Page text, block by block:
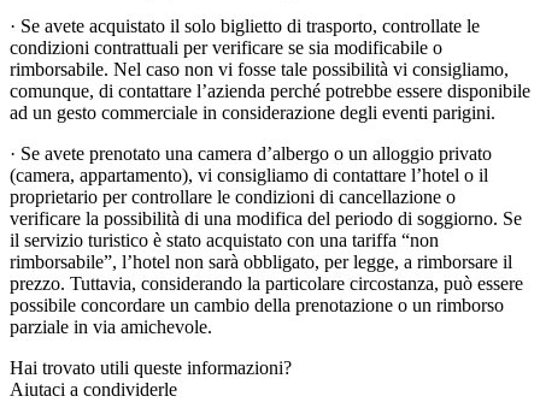
· Se avete acquistato il solo biglietto di trasporto, controllate le
condizioni contrattuali per verificare se sia modificabile o
rimborsabile. Nel caso non vi fosse tale possibilità vi consigliamo,
comunque, di contattare l’azienda perché potrebbe essere disponibile
ad un gesto commerciale in considerazione degli eventi parigini.
· Se avete prenotato una camera d’albergo o un alloggio privato
(camera, appartamento), vi consigliamo di contattare l’hotel o il
proprietario per controllare le condizioni di cancellazione o
verificare la possibilità di una modifica del periodo di soggiorno. Se
il servizio turistico è stato acquistato con una tariffa “non
rimborsabile”, l’hotel non sarà obbligato, per legge, a rimborsare il
prezzo. Tuttavia, considerando la particolare circostanza, può essere
possibile concordare un cambio della prenotazione o un rimborso
parziale in via amichevole.
Hai trovato utili queste informazioni?
Aiutaci a condividerle